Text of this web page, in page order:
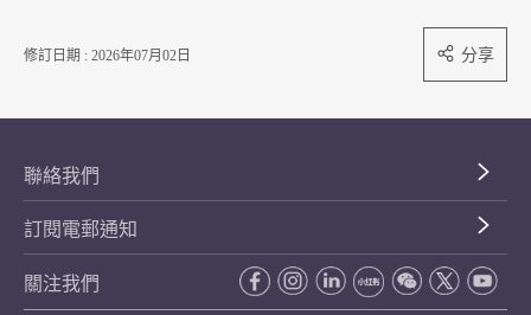
修訂日期 : 2026年07月02日 分享
聯絡我們
訂閱電郵通知
關注我們